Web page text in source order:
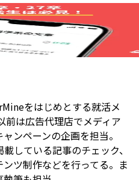
をはじめとする就活メ
前は広告代理店でメディア
ンペーンの企画を担当。
している記事のチェック、
ツ制作などを行ってる。ま